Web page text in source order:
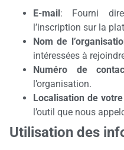
E-mail: Fourni
l’inscription sur la
Nom de
intéressées à
Numéro de
l’organisation.
Localisation de
l’outil que nous
Utilisation des